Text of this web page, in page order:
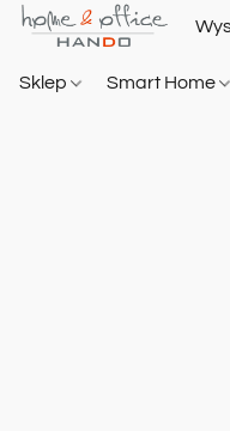
Sklep Smart Home